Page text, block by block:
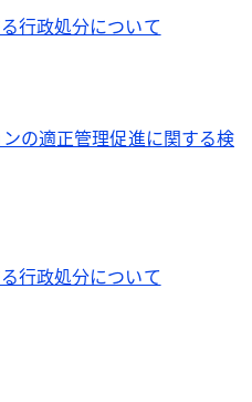
行政処分について
の適正管理促進に関する検
行政処分について